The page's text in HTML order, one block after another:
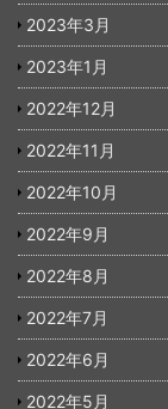
2023年3月
2023年1月
2022年12月
2022年11月
2022年10月
2022年9月
2022年8月
2022年7月
2022年6月
2022年5月